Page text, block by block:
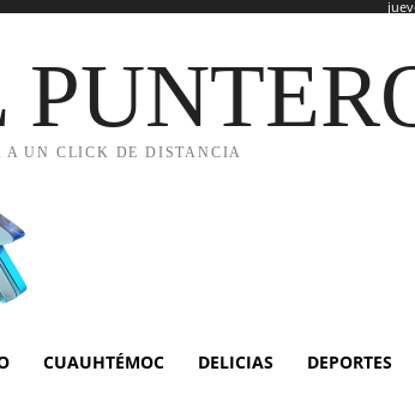
A UN CLICK DE DISTANCIA
CUAUHTÉMOC DELICIAS DEPORTES